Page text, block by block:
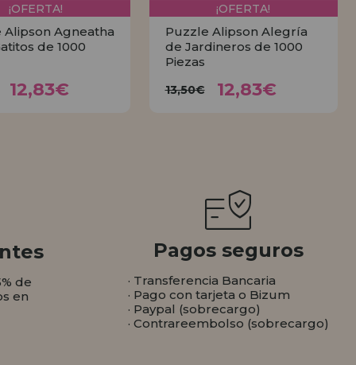
¡OFERTA!
Alipson Agneatha
de 1000
12,83€
¡OFERTA!
Puzzle Alipson Alegría
de Jardineros de 1000
Piezas
13,50€ 12,83€
de
en
Pagos seguros
· Transferencia Bancaria
· Pago con tarjeta o Bizum
· Paypal (sobrecargo)
· Contrareembolso (sobrecargo)